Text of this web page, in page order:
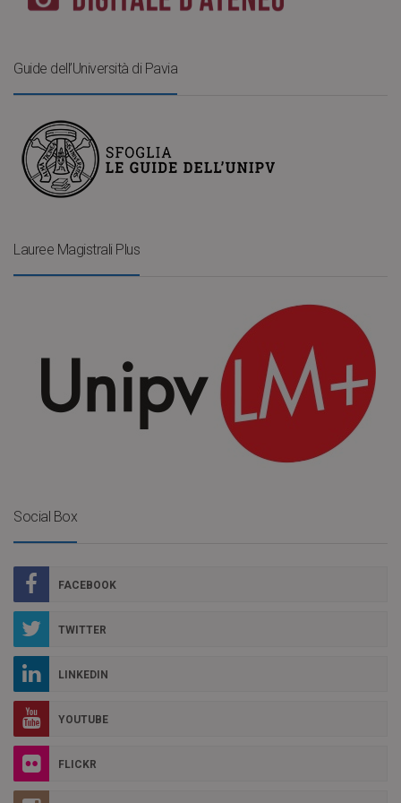
Guide dell’Università di Pavia
Lauree Magistrali Plus
Social Box
FACEBOOK
TWITTER
LINKEDIN
YOUTUBE
FLICKR